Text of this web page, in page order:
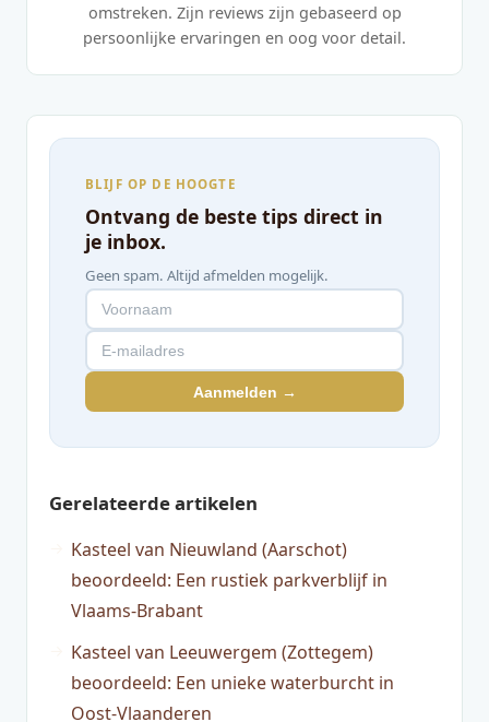
omstreken. Zijn reviews zijn gebaseerd op
persoonlijke ervaringen en oog voor detail.
BLIJF OP DE HOOGTE
Ontvang de beste tips direct in
je inbox.
Geen spam. Altijd afmelden mogelijk.
Aanmelden →
Gerelateerde artikelen
Kasteel van Nieuwland (Aarschot)
beoordeeld: Een rustiek parkverblijf in
Vlaams-Brabant
Kasteel van Leeuwergem (Zottegem)
beoordeeld: Een unieke waterburcht in
Oost-Vlaanderen